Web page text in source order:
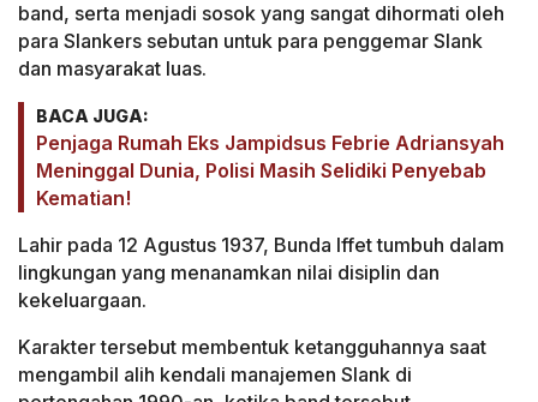
band, serta menjadi sosok yang sangat dihormati oleh
para Slankers sebutan untuk para penggemar Slank
dan masyarakat luas.
BACA JUGA:
Penjaga Rumah Eks Jampidsus Febrie Adriansyah
Meninggal Dunia, Polisi Masih Selidiki Penyebab
Kematian!
Lahir pada 12 Agustus 1937, Bunda Iffet tumbuh dalam
lingkungan yang menanamkan nilai disiplin dan
kekeluargaan.
Karakter tersebut membentuk ketangguhannya saat
mengambil alih kendali manajemen Slank di